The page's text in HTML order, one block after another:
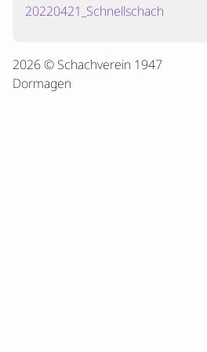
20220421_Schnellschach
2026 © Schachverein 1947
Dormagen